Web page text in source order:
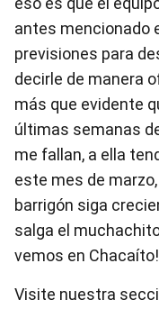
antes mencionado
previsiones para
decirle de manera
más que evidente
últimas semanas
me fallan, a ella
este mes de
barrigón siga
salga el
vemos en
Visite nuestra